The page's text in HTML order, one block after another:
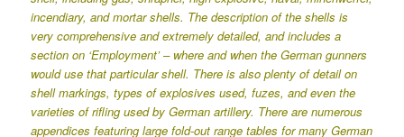
incendiary, and mortar shells. The description of the shells is
very comprehensive and extremely detailed, and includes a
section on ‘Employment’ – where and when the German gunners
would use that particular shell. There is also plenty of detail on
shell markings, types of explosives used, fuzes, and even the
varieties of rifling used by German artillery. There are numerous
appendices featuring large fold-out range tables for many German